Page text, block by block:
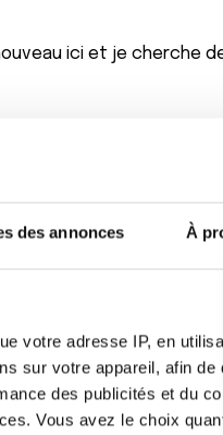
des annonces À
votre adresse IP, en
sur votre appareil, afin de
des publicités et du
Vous avez le choix
ici et je cherche
1er controle psa 0.07